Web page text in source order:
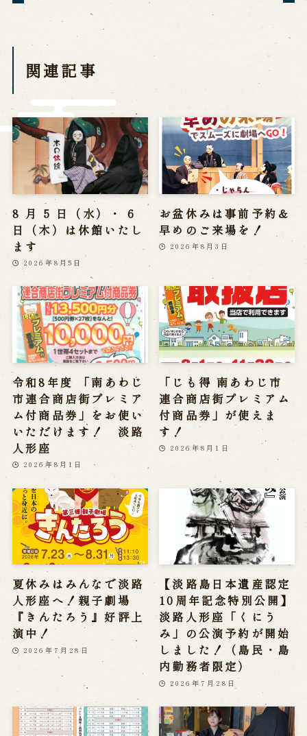
関連施設
通販サイトうずのくに
うずの丘大鳴門橋記念館
関連記事
8 月 5 日（水）・ 6
日（木）は休館いたし
ます
2026年8月5日
お盆休みは事前予約＆
早めのご来場を！
2026年8月3日
令和8年度 「南あわじ
市連合商店街プレミア
ム付商品券」をお使い
いただけます！ 淡路
人形座
2026年8月1日
「じも得 南あわじ市
連合商店街プレミアム
付商品券」が使えま
す！
2026年8月1日
夏休みはみんなで淡路
人形座へ！親子劇場
『きんたろう』好評上
演中！
2026年7月28日
【淡路島日本遺産認定
10周年記念特別公開】
淡路人形座「くにう
み」の公演予約が開始
しました！（島民・島
内勤務者限定）
2026年7月28日